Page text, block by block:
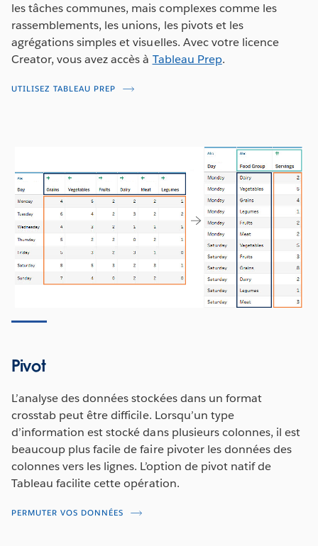
les tâches communes, mais complexes comme les
rassemblements, les unions, les pivots et les
agrégations simples et visuelles. Avec votre licence
Creator, vous avez accès à Tableau Prep.
UTILISEZ TABLEAU PREP
Pivot
L’analyse des données stockées dans un format
crosstab peut être difficile. Lorsqu’un type
d’information est stocké dans plusieurs colonnes, il est
beaucoup plus facile de faire pivoter les données des
colonnes vers les lignes. L’option de pivot natif de
Tableau facilite cette opération.
PERMUTER VOS DONNÉES